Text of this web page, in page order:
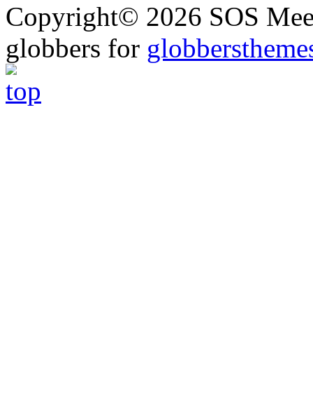
Copyright© 2026 SOS
globbers for